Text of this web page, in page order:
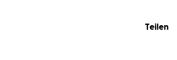
Teilen